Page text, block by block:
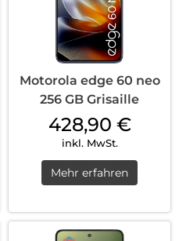
Motorola edge 60 neo
256 GB Grisaille
428,90 €
inkl. MwSt.
Mehr erfahren